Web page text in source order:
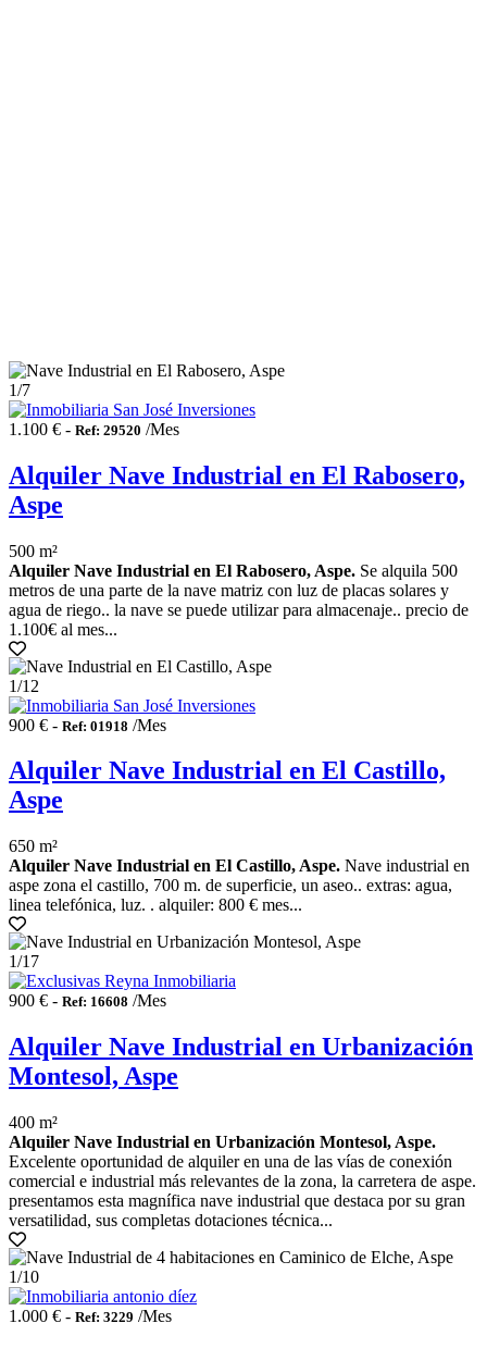
1/7
1.100 € - Ref: 29520 /Mes
Alquiler Nave Industrial en El Rabosero,
Aspe
500 m²
Alquiler Nave Industrial en El Rabosero, Aspe. Se alquila 500
metros de una parte de la nave matriz con luz de placas solares y
agua de riego.. la nave se puede utilizar para almacenaje.. precio de
1.100€ al mes...
1/12
900 € - Ref: 01918 /Mes
Alquiler Nave Industrial en El Castillo,
Aspe
650 m²
Alquiler Nave Industrial en El Castillo, Aspe. Nave industrial en
aspe zona el castillo, 700 m. de superficie, un aseo.. extras: agua,
linea telefónica, luz. . alquiler: 800 € mes...
1/17
900 € - Ref: 16608 /Mes
Alquiler Nave Industrial en Urbanización
Montesol, Aspe
400 m²
Alquiler Nave Industrial en Urbanización Montesol, Aspe.
Excelente oportunidad de alquiler en una de las vías de conexión
comercial e industrial más relevantes de la zona, la carretera de aspe.
presentamos esta magnífica nave industrial que destaca por su gran
versatilidad, sus completas dotaciones técnica...
1/10
1.000 € - Ref: 3229 /Mes